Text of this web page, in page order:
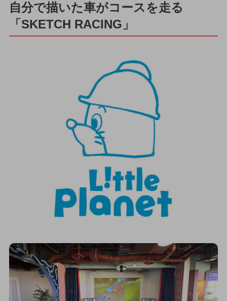
自分で描いた車がコースを走る
「SKETCH RACING」